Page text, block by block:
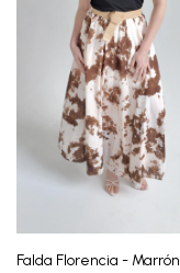
Falda Florencia - Marrón